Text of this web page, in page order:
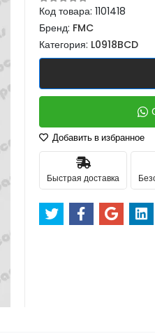
Код товара: 1101418
Бренд: FMC
Категория: L0918BCD
Добавить в избранное
Быстрая доставка